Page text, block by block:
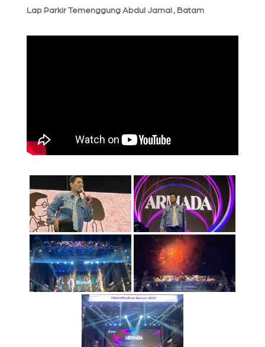
Lap Parkir Temenggung Abdul Jamal , Batam